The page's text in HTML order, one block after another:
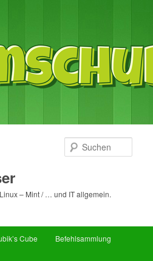
– Mint / … und IT allgemein.
Cube Befehlsammlung